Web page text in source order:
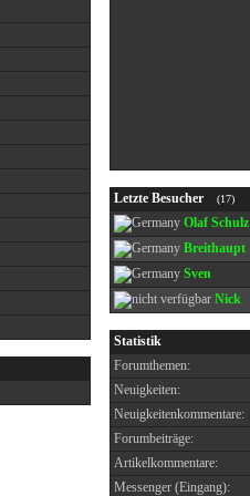
Letzte Besucher (17)
Olaf Schulz
Breithaupt
Sven
Nick
Statistik
Forumthemen:
Neuigkeiten:
Neuigkeitenkommentare:
Forumbeiträge:
Artikelkommentare:
Messenger (Eingang):